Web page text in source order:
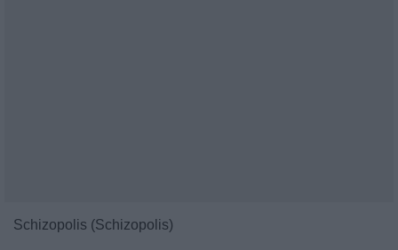
Schizopolis (Schizopolis)